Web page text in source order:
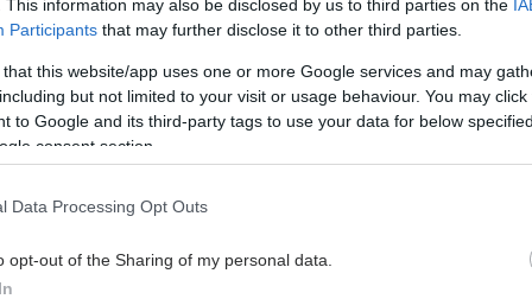
This information may also be disclosed by us to third parties on the
Participants that may further disclose it to other third parties.
that this website/app uses one or more Google services and may
but not limited to your visit or usage behaviour. You may
to Google and its third-party tags to use your data for below
consent section.
Data Processing Opt Outs
opt-out of the Sharing of my personal data.
έχω φαγούρα στο κεφάλι;
πολλοί λόγοι που θα νιώσουμε φαγούρα στο
κάποιοι όχι και τόσο προφανείς. Ας τους δούμε πιο
θεραπεία για τους ασθενείς με σύνδρομο